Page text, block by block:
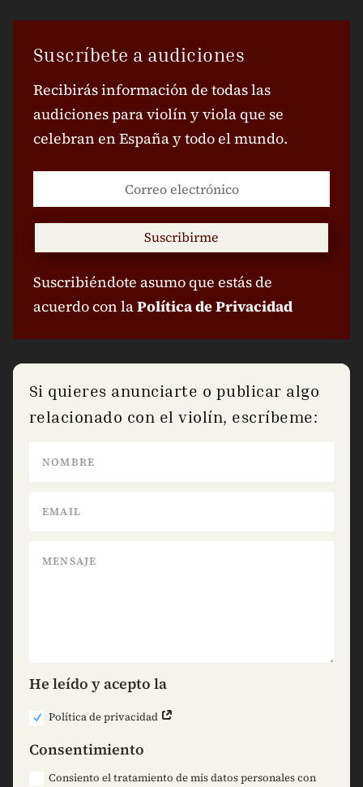
Suscríbete a audiciones
Recibirás información de todas las
audiciones para violín y viola que se
celebran en España y todo el mundo.
Suscribirme
Suscribiéndote asumo que estás de
acuerdo con laPolítica de Privacidad
Si quieres anunciarte o publicar algo
relacionado con el violín, escríbeme:
He leído y acepto la
Política de privacidad
Consentimiento
Consiento el tratamiento de mis datos personales con